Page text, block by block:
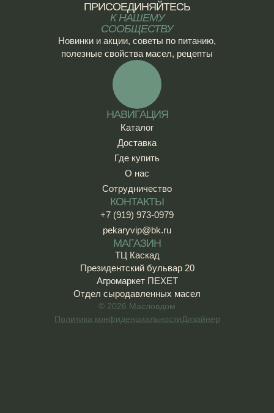
НАВИГАЦИЯ
Каталог
Доставка
Где купить
О нас
Сотрудничество
ПРИСОЕДИНЯЙТЕСЬ
К НАШЕМУ
СООБЩЕСТВУ
Новинки и акции, советы по питанию,
полезные свойства масел, рецепты
КОНТАКТЫ
+7 (919) 973-0979
pekaryvip@bk.ru
МАГАЗИН
ТЦ Каскад
Президентский бульвар 20
Агромаркет ПЕХЕТ
Отдел сыродавленных масел
© 2026 Масловдом
Политика конфиденциальностиДизайнер